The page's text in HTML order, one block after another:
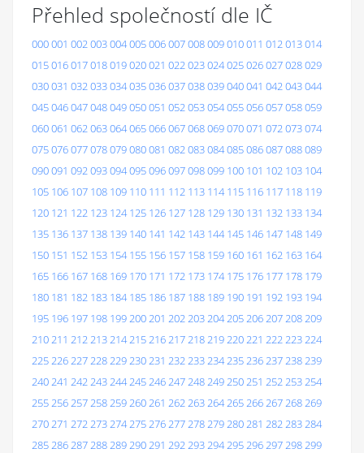
Přehled společností dle IČ
000001 002003004005006007008009010011 012013014
015016017018019020021 022023024025026027028029
030031 032033034035036037038039040041 042043044
045046047048049050051 052053054055056057058059
060061 062063064065066067068069070071 072073074
075076077078079080081 082083084085086087088089
090091 092093094095096097098099 100 101 102 103 104
105 106 107 108 109 110 111 112 113 114 115 116 117 118 119
120 121 122 123 124 125 126 127 128 129 130 131 132 133 134
135 136 137 138 139 140 141 142 143 144 145 146 147 148 149
150 151 152 153 154 155 156 157 158 159 160 161 162 163 164
165 166 167 168 169 170 171 172 173 174 175 176 177 178 179
180 181 182 183 184 185 186 187 188 189 190 191 192 193 194
195 196 197 198 199200201 202203204205206207208209
210211 212213214215216217218219220221 222223224
225226227228229230231 232233234235236237238239
240241 242243244245246247248249250251 252253254
255256257258259260261 262263264265266267268269
270271 272273274275276277278279280281 282283284
285286287288289290291 292293294295296297298299